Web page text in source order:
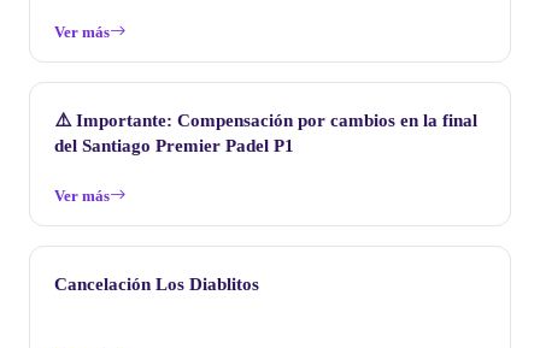
Ver más
⚠️ Importante: Compensación por cambios en la final
del Santiago Premier Padel P1
Ver más
Cancelación Los Diablitos